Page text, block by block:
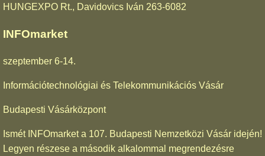
HUNGEXPO Rt., Davidovics Iván 263-6082
INFOmarket
szeptember 6-14.
Információtechnológiai és Telekommunikációs Vásár
Budapesti Vásárközpont
Ismét INFOmarket a 107. Budapesti Nemzetközi Vásár idején!
Legyen részese a második alkalommal megrendezésre